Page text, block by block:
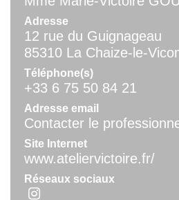
Adresse
12 rue du Guignageau
85310 La Chaize-le-
Téléphone(s)
+33 6 75 50 84 21
Adresse email
Contacter le
Site Internet
www.ateliervictoire.fr/
Réseaux sociaux